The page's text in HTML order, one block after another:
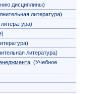
дисциплины)
литература)
литература)
(Учебное